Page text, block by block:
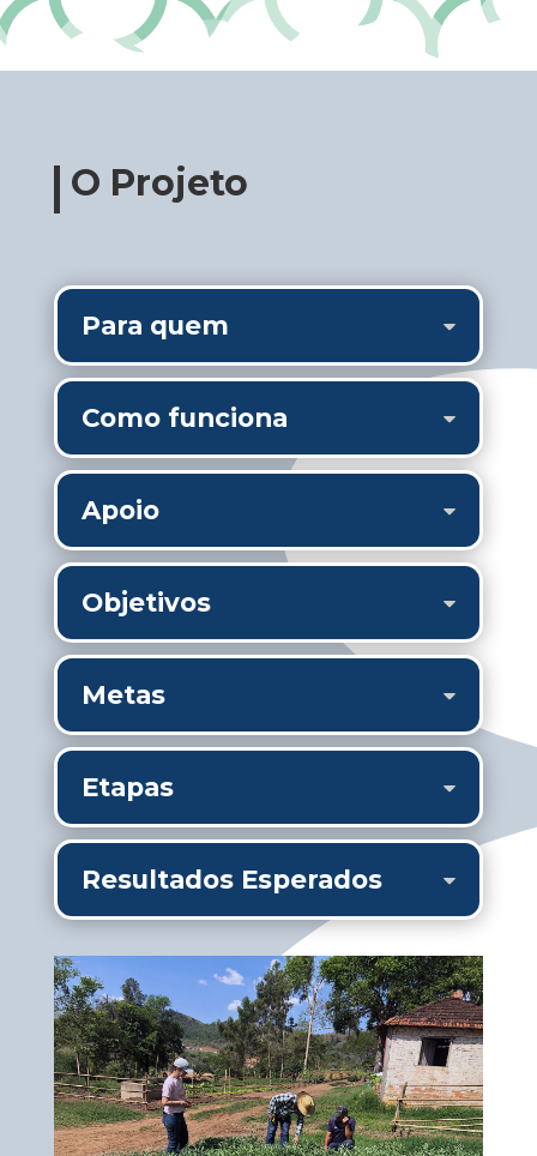
O Projeto
Para quem
Como funciona
Apoio
Objetivos
Metas
Etapas
Resultados Esperados